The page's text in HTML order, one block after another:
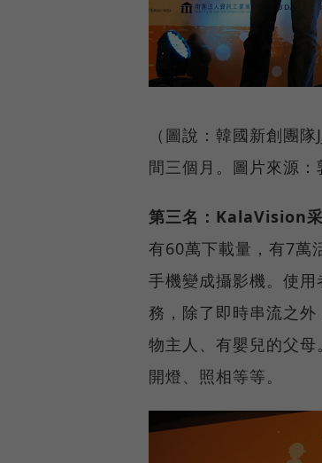
（圖說：韓國新創團
間三個月。圖片來源：
第三名：KalaVision
有60萬下載量，有7萬
手機變成攝影機。使
務，除了即時串流之
物主人、有嬰兒的父
開燈、照相等等。